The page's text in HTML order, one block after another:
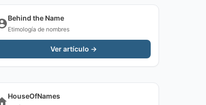
Behind the Name
Etimología de nombres
Ver artículo →
HouseOfNames